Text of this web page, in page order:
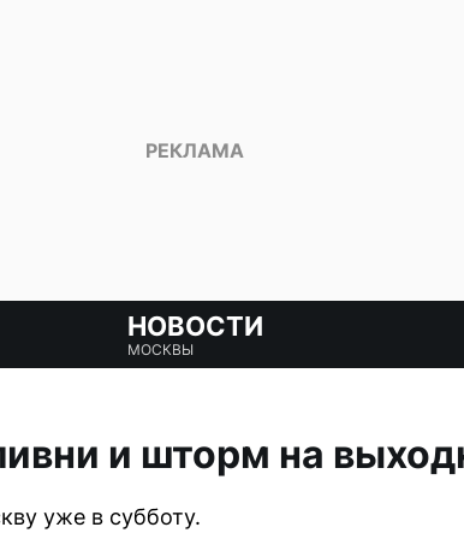
НОВОСТИ
МОСКВЫ
и шторм на
уже в субботу.